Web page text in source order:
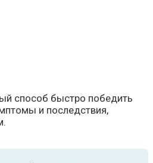
способ быстро победить
и последствия,